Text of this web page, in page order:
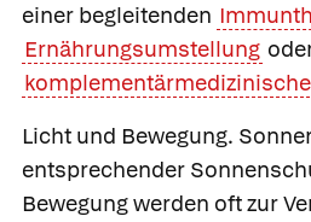
einer begleitenden
Ernährungsumstellung
Licht und Bewegung.
entsprechender
Bewegung werden oft zur